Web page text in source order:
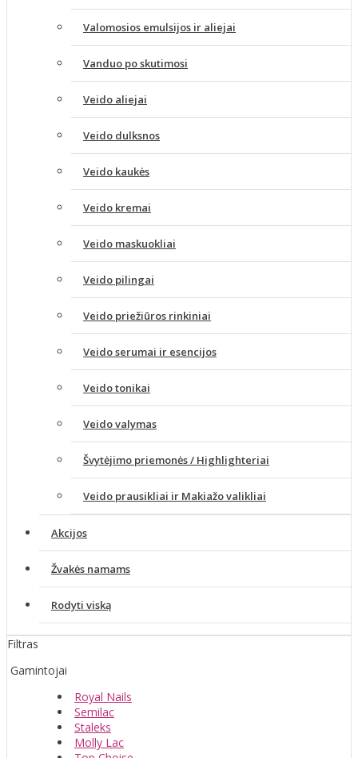
Valomosios emulsijos ir aliejai
Vanduo po skutimosi
Veido aliejai
Veido dulksnos
Veido kaukės
Veido kremai
Veido maskuokliai
Veido pilingai
Veido priežiūros rinkiniai
Veido serumai ir esencijos
Veido tonikai
Veido valymas
Švytėjimo priemonės / Highlighteriai
Veido prausikliai ir Makiažo valikliai
Akcijos
Žvakės namams
Rodyti viską
Filtras
Gamintojai
Royal Nails
Semilac
Staleks
Molly Lac